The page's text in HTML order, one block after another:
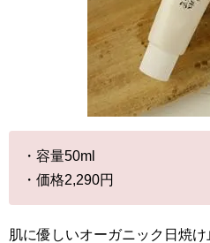
・容量50ml
・価格2,290円
肌に優しいオーガニック日焼